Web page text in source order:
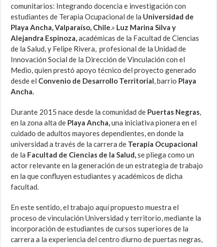
comunitarios: Integrando docencia e investigación con
estudiantes de Terapia Ocupacional de la Universidad de
Playa Ancha, Valparaíso, Chile.» Luz Marina Silva y
Alejandra Espinoza,académicas de la Facultad de Ciencias
de la Salud, y Felipe Rivera, profesional de la Unidad de
Innovación Social de la Dirección de Vinculación con el
Medio, quien prestó apoyo técnico del proyecto generado
desde el Convenio de Desarrollo Territorial, barrio Playa
Ancha.
Durante 2015 nace desde la comunidad de Puertas Negras,
en la zona alta de Playa Ancha,una iniciativa pionera en el
cuidado de adultos mayores dependientes, en donde la
universidad a través de la carrera de Terapia Ocupacional
de la Facultad de Ciencias de la Salud,se pliega como un
actor relevante en la generación de un estrategia de trabajo
en la que confluyen estudiantes y académicos de dicha
facultad.
En este sentido, el trabajo aquí propuesto muestra el
proceso de vinculación Universidad y territorio, mediante la
incorporación de estudiantes de cursos superiores de la
carrera a la experiencia del centro diurno de puertas negras,